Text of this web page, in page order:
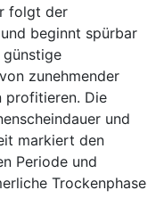
folgt der
beginnt spürbar
günstige
zunehmender
profitieren. Die
und
markiert den
Periode und
Trockenphase